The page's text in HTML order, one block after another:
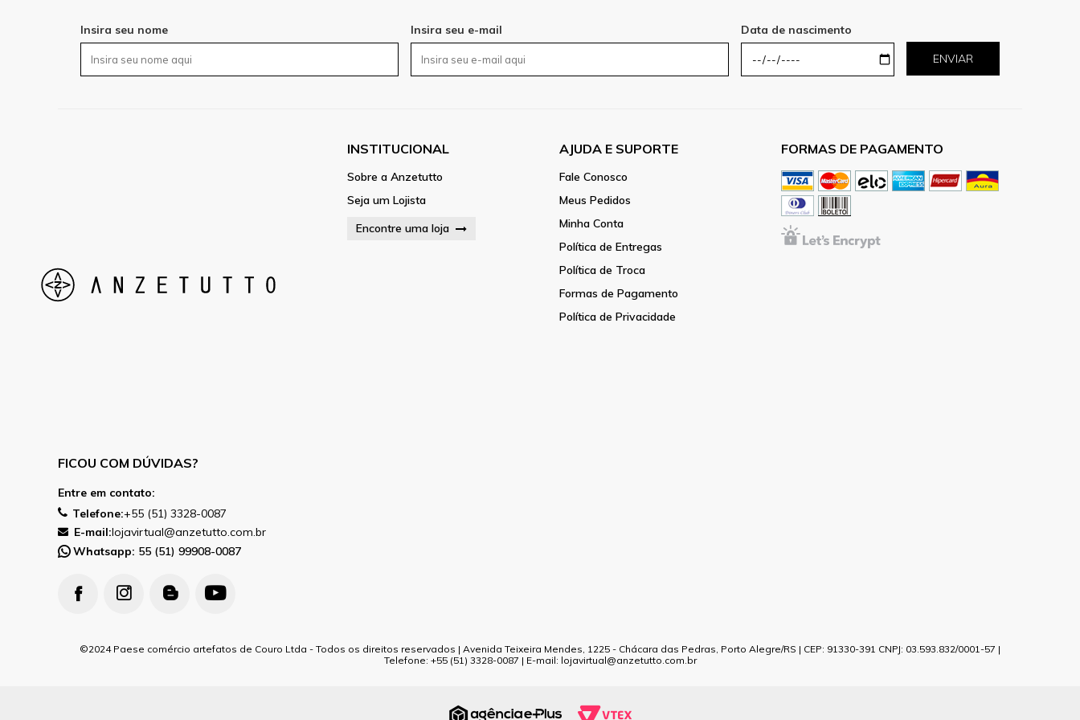
Insira seu nome Insira seu e-mail
Data de nascimento
ENVIAR
FICOU COM DÚVIDAS?
Entre em contato:
Telefone:+55 (51) 3328-0087
E-mail:lojavirtual@anzetutto.com.br
Whatsapp: 55 (51) 99908-0087
INSTITUCIONAL
Sobre a Anzetutto
Seja um Lojista
Encontre uma loja
AJUDA E SUPORTE
Fale Conosco
Meus Pedidos
Minha Conta
Política de Entregas
Política de Troca
Formas de Pagamento
Política de Privacidade
FORMAS DE PAGAMENTO
2024 Paese comércio artefatos de Couro Ltda - Todos os direitos reservados | Avenida Teixeira Mendes, 1225 - Chácara das Pedras, Porto Alegre/RS | CEP: 91330-391 CNPJ: 03.593.832/0001-57 |
Telefone: +55 (51) 3328-0087 | E-mail: lojavirtual@anzetutto.com.br